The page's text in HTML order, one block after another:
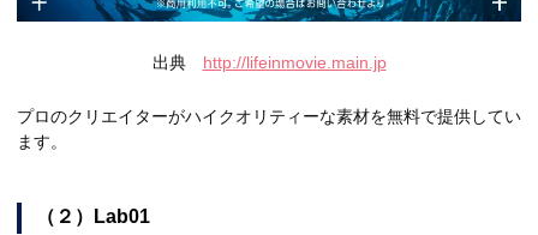
出典 http://lifeinmovie.main.jp
プロのクリエイターがハイクオリティーな素材を無料で提供してい
ます。
（２）Lab01